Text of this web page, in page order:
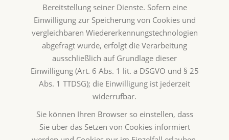
Bereitstellung seiner Dienste. Sofern eine
Einwilligung zur Speicherung von Cookies und
vergleichbaren Wiedererkennungstechnologien
abgefragt wurde, erfolgt die Verarbeitung
ausschließlich auf Grundlage dieser
Einwilligung (Art. 6 Abs. 1 lit. a DSGVO und § 25
Abs. 1 TTDSG); die Einwilligung ist jederzeit
widerrufbar.
Sie können Ihren Browser so einstellen, dass
Sie über das Setzen von Cookies informiert